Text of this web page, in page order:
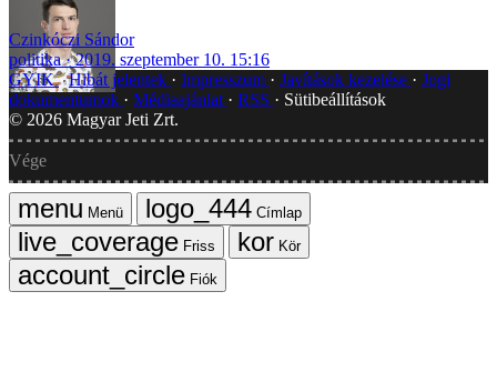
Czinkóczi Sándor
politika
2019. szeptember 10. 15:16
GYIK Hibát jelentek Impresszum Javítások kezelése
Jogi
dokumentumok
Médiaajánlat RSS
Sütibeállítások
© 2026 Magyar Jeti Zrt.
Vége
Menü
Címlap
Friss
Kör
Fiók